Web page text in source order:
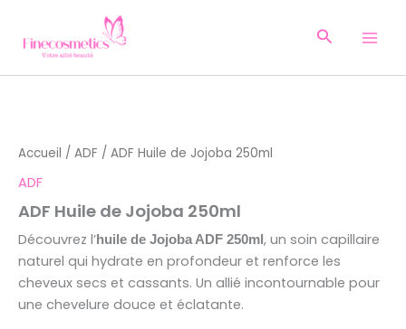
contenu
Accueil / ADF / ADF Huile de Jojoba 250ml
ADF
ADF Huile de Jojoba 250ml
Découvrez l’huile de Jojoba ADF 250ml , un soin capillaire
naturel qui hydrate en profondeur et renforce les
cheveux secs et cassants. Un allié incontournable pour
une chevelure douce et éclatante.
Huile
de
250ml